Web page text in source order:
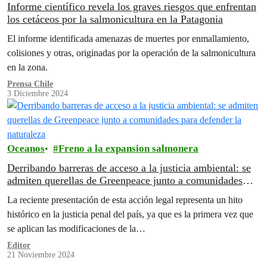
Informe científico revela los graves riesgos que enfrentan
los cetáceos por la salmonicultura en la Patagonia
El informe identificada amenazas de muertes por enmallamiento,
colisiones y otras, originadas por la operación de la salmonicultura
en la zona.
Prensa Chile
3 Diciembre 2024
Oceanos Freno a la expansion salmonera
Derribando barreras de acceso a la justicia ambiental: se
admiten querellas de Greenpeace junto a comunidades
para defender la naturaleza
La reciente presentación de esta acción legal representa un hito
histórico en la justicia penal del país, ya que es la primera vez que
se aplican las modificaciones de la…
Editor
21 Noviembre 2024